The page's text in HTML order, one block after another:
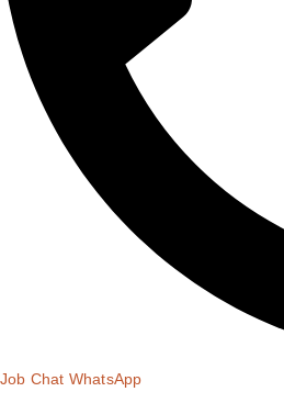
Job Chat WhatsApp